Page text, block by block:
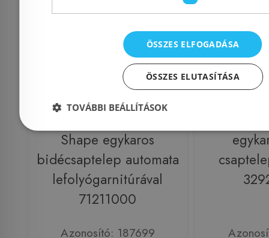
Shape egykaros
bidécsaptelep automata
lefolyógarnitúrával
71211000
Azonosító: 187699
ÖSSZES ELFOGADÁSA
ÖSSZES ELUTASÍTÁSA
TOVÁBBI BEÁLLÍTÁSOK